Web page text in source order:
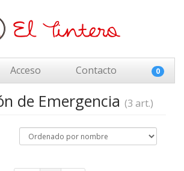
Acceso Contacto 0
de Emergencia (3 art.)